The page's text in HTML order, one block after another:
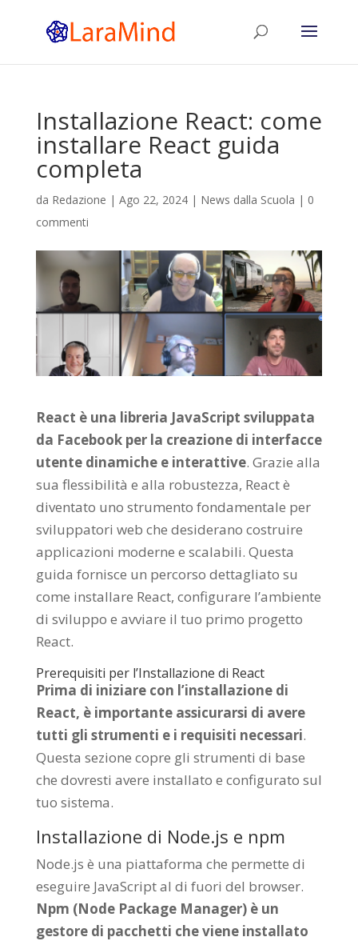
Installazione React: come
installare React guida
completa
da Redazione | Ago 22, 2024| News dalla Scuola | 0
commenti
React è una libreria JavaScript sviluppata
da Facebook per la creazione di interfacce
utente dinamiche e interattive. Grazie alla
sua flessibilità e alla robustezza, React è
diventato uno strumento fondamentale per
sviluppatori web che desiderano costruire
applicazioni moderne e scalabili. Questa
guida fornisce un percorso dettagliato su
come installare React, configurare l’ambiente
di sviluppo e avviare il tuo primo progetto
React.
Prerequisiti per l’Installazione di React
Prima di iniziare con l’installazione di
React, è importante assicurarsi di avere
tutti gli strumenti e i requisiti necessari.
Questa sezione copre gli strumenti di base
che dovresti avere installato e configurato sul
tuo sistema.
Installazione di Node.js e npm
Node.js è una piattaforma che permette di
eseguire JavaScript al di fuori del browser.
Npm (Node Package Manager) è un
gestore di pacchetti che viene installato